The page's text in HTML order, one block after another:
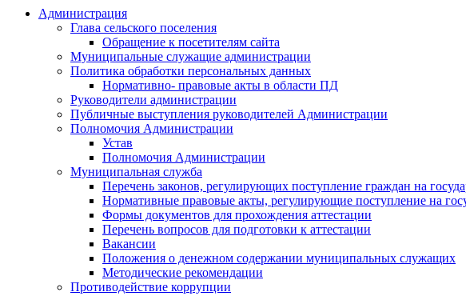
Администрация
Глава сельского поселения
Обращение к посетителям сайта
Муниципальные служащие администрации
Политика обработки персональных данных
Нормативно- правовые акты в области ПД
Руководители администрации
Публичные выступления руководителей Администрации
Полномочия Администрации
Устав
Полномочия Администрации
Муниципальная служба
Перечень законов, регулирующих поступление граждан на
Нормативные правовые акты, регулирующие поступление на
Формы документов для прохождения аттестации
Перечень вопросов для подготовки к аттестации
Вакансии
Положения о денежном содержании муниципальных служащих
Методические рекомендации
Противодействие коррупции